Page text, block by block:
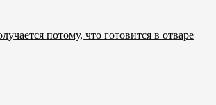
потому, что готовится в отваре